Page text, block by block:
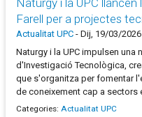
Naturgy i la UPC
Farell per a projectes
Actualitat UPC - Dij, 19/03/2026
Naturgy i la UPC impulsen una
d'Investigació Tecnològica,
que s'organitza per fomentar
de coneixement cap a sectors
Categories: Actualitat UPC